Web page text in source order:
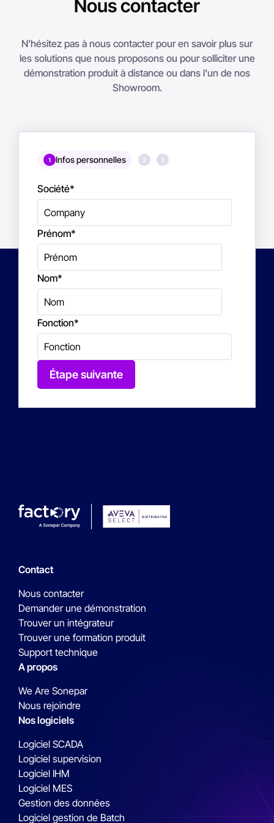
Nous contacter
N'hésitez pas à nous contacter pour en savoir plus sur
les solutions que nous proposons ou pour solliciter une
démonstration produit à distance ou dans l'un de nos
Showroom.
1 Infos personnelles 2 3
Société*
Prénom*
Nom*
Fonction*
Étape suivante
Contact
Nous contacter
Demander une démonstration
Trouver un intégrateur
Trouver une formation produit
Support technique
A propos
We Are Sonepar
Nous rejoindre
Nos logiciels
Logiciel SCADA
Logiciel supervision
Logiciel IHM
Logiciel MES
Gestion des données
Logiciel gestion de Batch